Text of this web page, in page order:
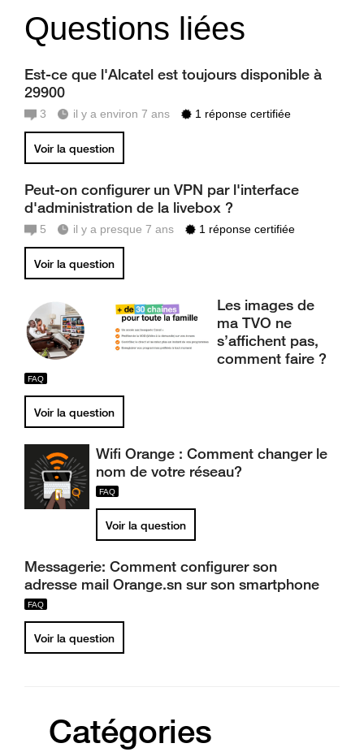
Questions liées
Est-ce que l'Alcatel est toujours disponible à
29900
3 il y a environ 7 ans 1 réponse certifiée
Voir la question
Peut-on configurer un VPN par l'interface
d'administration de la livebox ?
5 il y a presque 7 ans 1 réponse certifiée
Voir la question
Les images de
ma TVO ne
s’affichent pas,
comment faire ?
Voir la question
Wifi Orange : Comment changer le
nom de votre réseau?
Voir la question
Messagerie: Comment configurer son
adresse mail Orange.sn sur son smartphone
Voir la question
Catégories